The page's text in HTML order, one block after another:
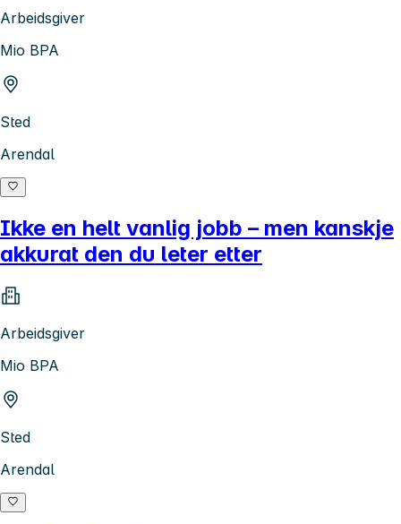
Arbeidsgiver
Mio BPA
Sted
Arendal
Ikke en helt vanlig jobb – men kanskje
akkurat den du leter etter
Arbeidsgiver
Mio BPA
Sted
Arendal